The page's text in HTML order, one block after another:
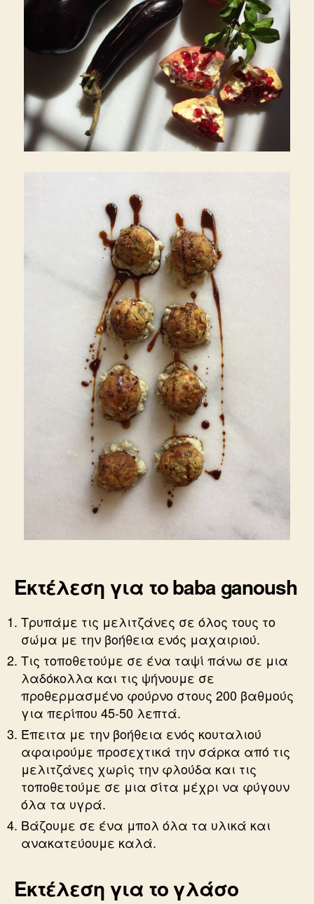
Εκτέλεση για το baba ganoush
Τρυπάμε τις μελιτζάνες σε όλος τους το
σώμα με την βοήθεια ενός μαχαιριού.
Τις τοποθετούμε σε ένα ταψί πάνω σε μια
λαδόκολλα και τις ψήνουμε σε
προθερμασμένο φούρνο στους 200 βαθμούς
για περίπου 45-50 λεπτά.
Έπειτα με την βοήθεια ενός κουταλιού
αφαιρούμε προσεχτικά την σάρκα από τις
μελιτζάνες χωρίς την φλούδα και τις
τοποθετούμε σε μια σίτα μέχρι να φύγουν
όλα τα υγρά.
Βάζουμε σε ένα μπολ όλα τα υλικά και
ανακατεύουμε καλά.
Εκτέλεση για το γλάσο